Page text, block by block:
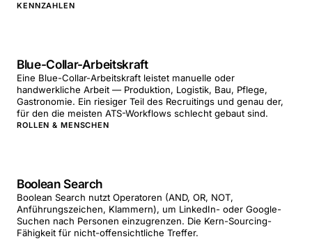
KENNZAHLEN
Blue-Collar-Arbeitskraft
Eine Blue-Collar-Arbeitskraft leistet manuelle oder
handwerkliche Arbeit — Produktion, Logistik, Bau, Pflege,
Gastronomie. Ein riesiger Teil des Recruitings und genau der,
für den die meisten ATS-Workflows schlecht gebaut sind.
ROLLEN & MENSCHEN
Boolean Search
Boolean Search nutzt Operatoren (AND, OR, NOT,
Anführungszeichen, Klammern), um LinkedIn- oder Google-
Suchen nach Personen einzugrenzen. Die Kern-Sourcing-
Fähigkeit für nicht-offensichtliche Treffer.